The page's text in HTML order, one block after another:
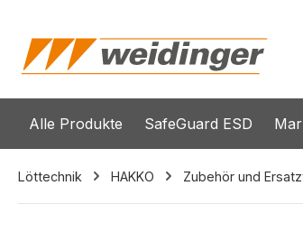
Alle Produkte SafeGuard ESD
Löttechnik HAKKO Zubehör und